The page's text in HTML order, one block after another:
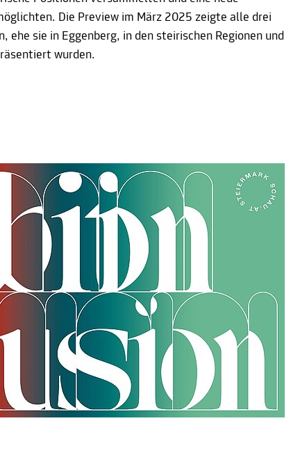
Die Preview im März 2025 zeigte alle drei
ehe sie in Eggenberg, in den steirischen Regionen und
wurden.